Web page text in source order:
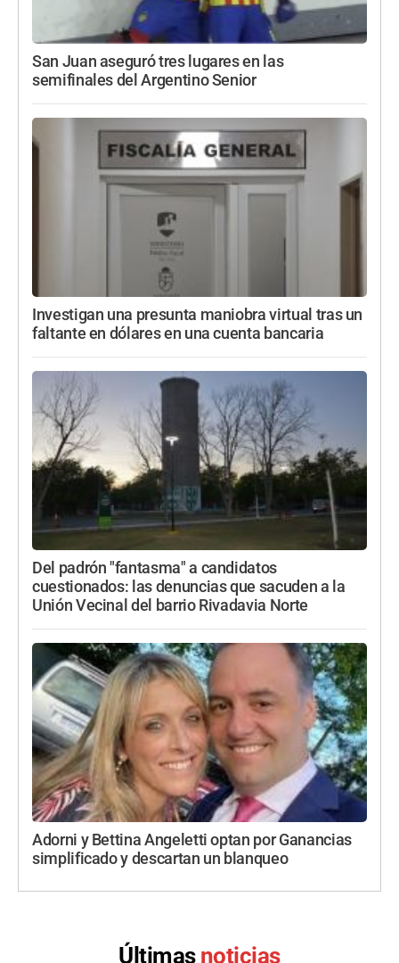
San Juan aseguró tres lugares en las
semifinales del Argentino Senior
Investigan una presunta maniobra virtual tras un
faltante en dólares en una cuenta bancaria
Del padrón "fantasma" a candidatos
cuestionados: las denuncias que sacuden a la
Unión Vecinal del barrio Rivadavia Norte
Adorni y Bettina Angeletti optan por Ganancias
simplificado y descartan un blanqueo
Últimas noticias